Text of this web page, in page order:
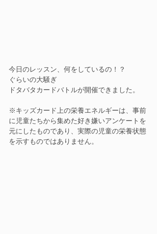
今日のレッスン、何をしているの！？
ぐらいの大騒ぎ
ドタバタカードバトルが開催できました。
※キッズカード上の栄養エネルギーは、事前
に児童たちから集めた好き嫌いアンケートを
元にしたものであり、実際の児童の栄養状態
を示すものではありません。